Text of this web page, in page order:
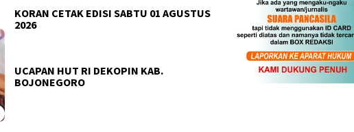
Tanam Harapan di Lahan
Bekas Bencana: MPC PP
Purwakarta Lestarikan Alam
KORAN CETAK EDISI SABTU 01 AGUSTUS
2026
UCAPAN HUT RI DEKOPIN KAB.
BOJONEGORO